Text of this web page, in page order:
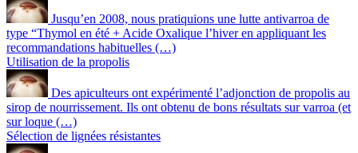
Jusqu’en 2008, nous pratiquions une lutte antivarroa de
type “Thymol en été + Acide Oxalique l’hiver en appliquant les
recommandations habituelles (…)
Utilisation de la propolis
Des apiculteurs ont expérimenté l’adjonction de propolis au
sirop de nourrissement. Ils ont obtenu de bons résultats sur varroa (et
sur loque (…)
Sélection de lignées résistantes